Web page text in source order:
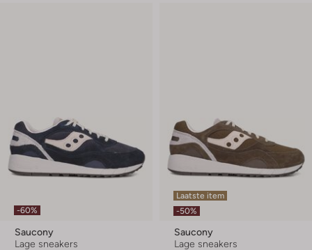
-60%
Saucony
Lage sneakers
Laatste item
-50%
Saucony
Lage sneakers